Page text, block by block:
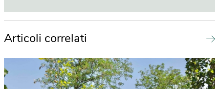
Articoli correlati